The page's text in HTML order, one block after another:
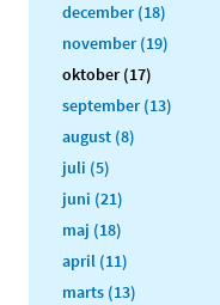
december (18)
november (19)
oktober (17)
september (13)
august (8)
juli (5)
juni (21)
maj (18)
april (11)
marts (13)